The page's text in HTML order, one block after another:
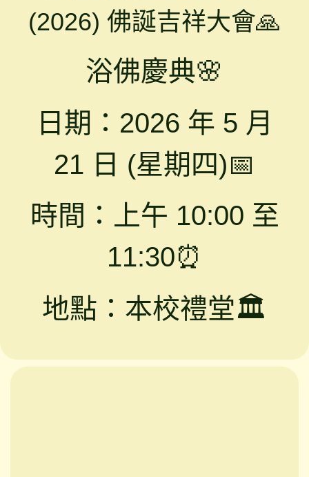
(2026) 佛誕吉祥大會🙏
浴佛慶典🌸
日期：2026 年 5 月
21 日 (星期四)📅
時間：上午 10:00 至
11:30⏰
地點：本校禮堂🏛️